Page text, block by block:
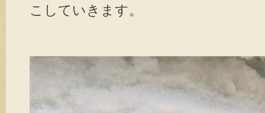
こしていきます。